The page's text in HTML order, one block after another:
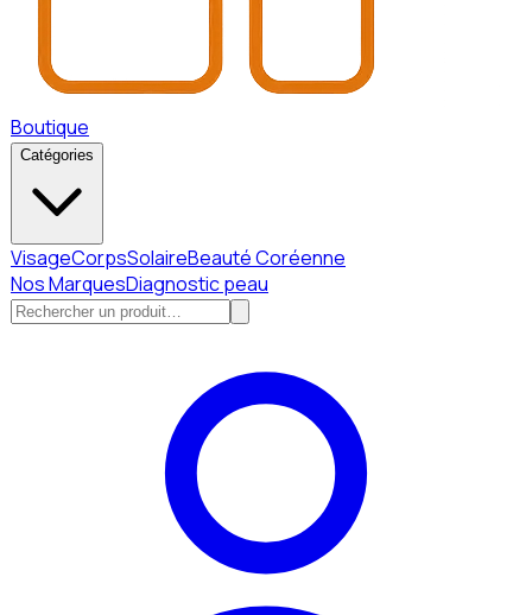
Boutique
Catégories
VisageCorpsSolaireBeauté Coréenne
Nos MarquesDiagnostic peau